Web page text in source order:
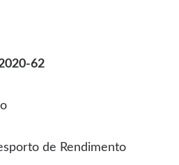
62
de Rendimento